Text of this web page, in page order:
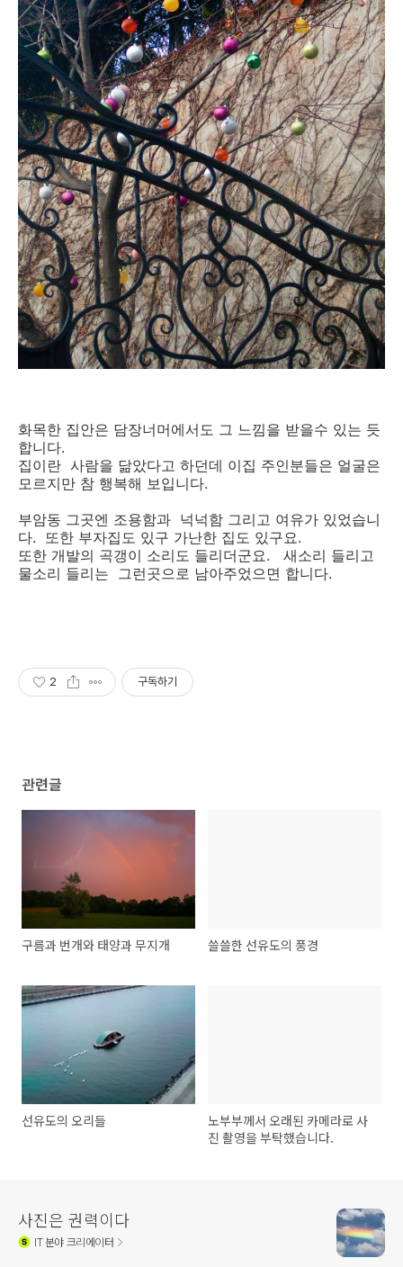
화목한 집안은 담장너머에서도 그 느낌을 받을수 있는 듯
합니다.
집이란 사람을 닮았다고 하던데 이집 주인분들은 얼굴은
모르지만 참 행복해 보입니다.
부암동 그곳엔 조용함과 넉넉함 그리고 여유가 있었습니
다. 또한 부자집도 있구 가난한 집도 있구요.
또한 개발의 곡갱이 소리도 들리더군요. 새소리 들리고
물소리 들리는 그런곳으로 남아주었으면 합니다.
2 구독하기
관련글
구름과 번개와 태양과 무지개 쓸쓸한 선유도의 풍경
선유도의 오리들
노부부께서 오래된 카메라로 사
진 촬영을 부탁했습니다.
사진은 권력이다
IT분야 크리에이터